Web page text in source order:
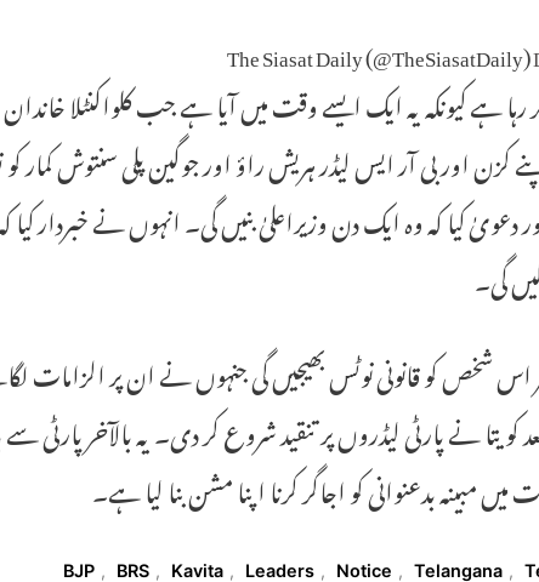
رہا ہے کیونکہ یہ ایک ایسے وقت میں آیا ہے جب کلواکنٹلا
اور بی آر ایس لیڈر ہریش راؤ اور جوگین پلی سنتوش کمار کو
گی۔
نے پارٹی لیڈروں پر تنقید شروع کر دی۔ یہ بالآخر پارٹی
مبینہ بدعنوانی کو اجاگر کرنا اپنا مشن بنا لیا ہے۔
BJP , BRS , Kavita , Leaders , Notice , Telangana ,